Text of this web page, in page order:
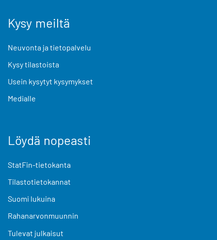
Kysy meiltä
Neuvonta ja tietopalvelu
Kysy tilastoista
Usein kysytyt kysymykset
Medialle
Löydä nopeasti
StatFin-tietokanta
Tilastotietokannat
Suomi lukuina
Rahanarvonmuunnin
Tulevat julkaisut